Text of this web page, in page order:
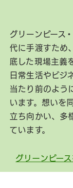
グリーンピース
代に手渡すため
底した現場主義
日常生活やビジ
当たり前のよう
います。想いを
立ち向かい、多
ています。
グリーンピー